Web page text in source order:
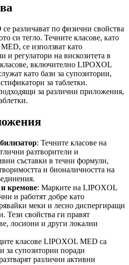
различават по физични свойства
си тегло. Течните класове, като
се използват като
и регулатори на вискозитета в
включително LIPOXOL
като бази за супозитории,
за таблетки.
за различни приложения,
: Течните класове на
разтворители и
съставки в течни формули,
и бионаличността на
кремове: Марките на LIPOXOL
и работят добре като
меки и лесно диспергиращи
Тези свойства ги правят
лосиони и други локални
класове LIPOXOL MED са
за супозитории поради
различни активни